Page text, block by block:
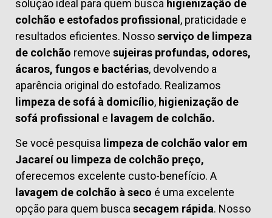
solução ideal para quem busca higienização de
colchão e estofados profissional, praticidade e
resultados eficientes. Nossoserviço de limpeza
de colchão remove sujeiras profundas, odores,
ácaros, fungos e bactérias, devolvendo a
aparência original do estofado. Realizamos
limpeza de sofá à domicílio, higienização de
sofá profissional e lavagem de colchão.
Se você pesquisa limpeza de colchão valor em
Jacareí ou limpeza de colchão preço,
oferecemos excelente custo-benefício. A
lavagem de colchão à seco é uma excelente
opção para quem busca secagem rápida. Nosso